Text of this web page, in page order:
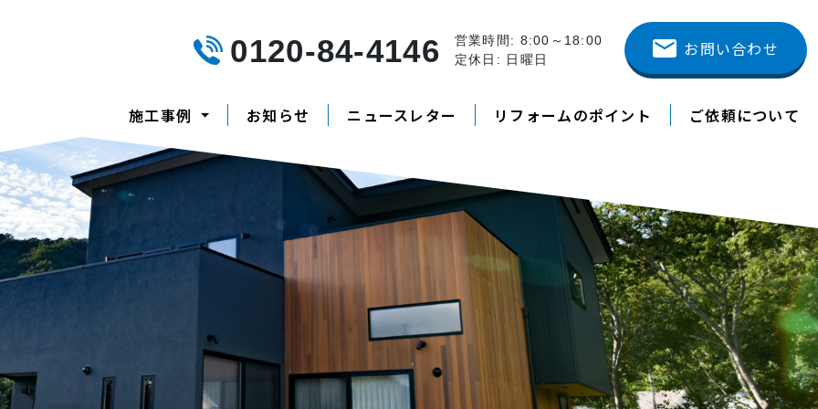
0120-84-4146
営業時間: 8:00～18:00
定休日: 日曜日
お問い合わせ
施工事例 お知らせ ニュースレター リフォームのポイント ご依頼について